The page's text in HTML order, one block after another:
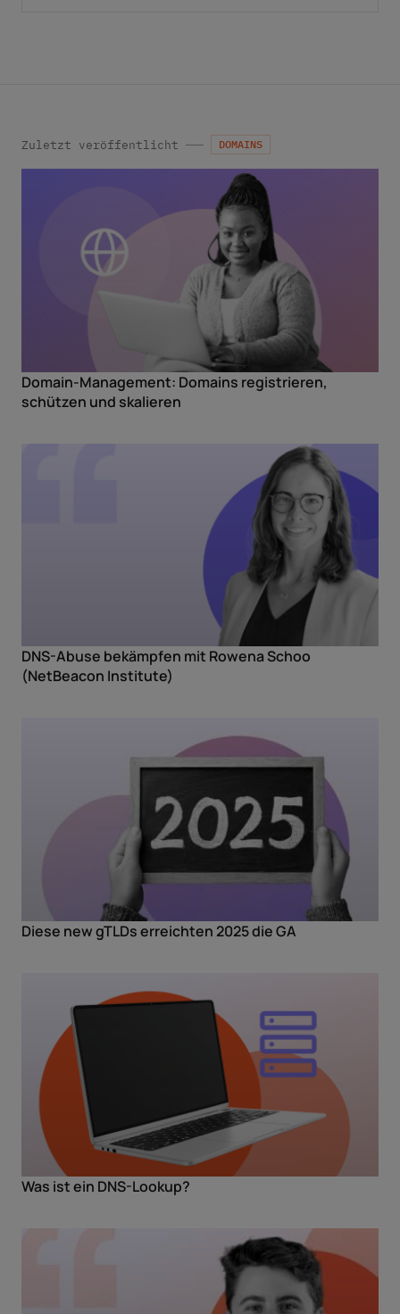
Zuletzt veröffentlicht DOMAINS
Domain-Management: Domains registrieren,
schützen und skalieren
DNS-Abuse bekämpfen mit Rowena Schoo
(NetBeacon Institute)
Diese new gTLDs erreichten 2025 die GA
Was ist ein DNS-Lookup?